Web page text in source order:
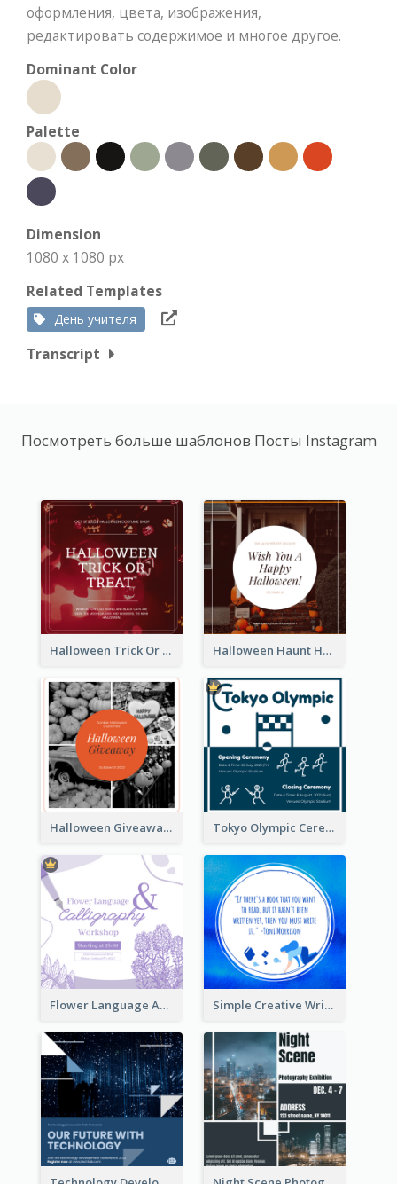
оформления, цвета, изображения,
редактировать содержимое и многое другое.
Dominant Color
Palette
Dimension
1080 x 1080 px
Related Templates
День учителя
Transcript
Посмотреть больше шаблонов Посты Instagram
Halloween Trick Or Treat Instagram Post Halloween Haunt House Instagram Post
Halloween Giveaway Instagram Post Tokyo Olympic Ceremony Instagram Post
Flower Language And Calligraphy Instagram Post Simple Creative Writing Quote Instagram Post